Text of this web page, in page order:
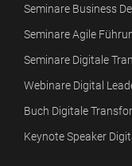
Seminare Business
Seminare Agile
Seminare Digitale
Webinare Digital
Buch Digitale
Keynote Speaker